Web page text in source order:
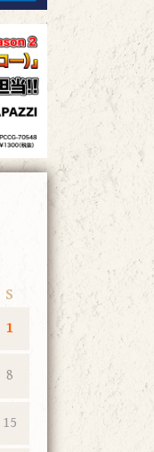
S
1
8
15